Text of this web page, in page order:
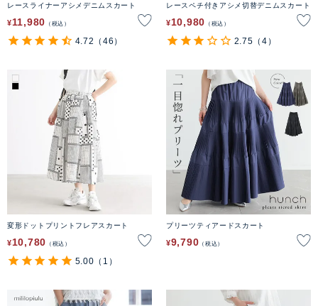
レースライナーアシメデニムスカート
¥11,980 税込
4.72 （46）
レースペチ付きアシメ切替デニムスカート
¥10,980 税込
2.75 （4）
変形ドットプリントフレアスカート
¥10,780 税込
5.00 （1）
プリーツティアードスカート
¥9,790 税込